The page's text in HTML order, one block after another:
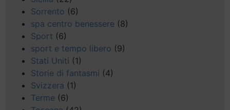
Sorrento (6)
spa centro benessere (8)
Sport (6)
sport e tempo libero (9)
Stati Uniti (1)
Storie di fantasmi (4)
Svizzera (1)
Terme (6)